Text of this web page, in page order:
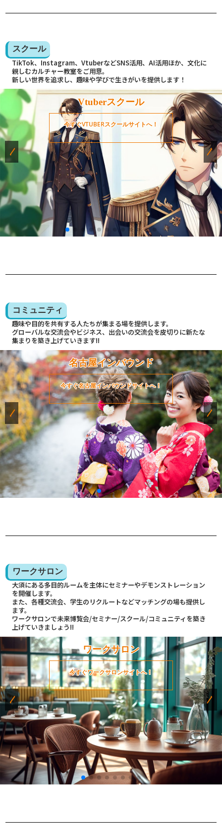
スクール
TikTok、Instagram、VtuberなどSNS活用、AI活用ほか、文化に
親しむカルチャー教室をご用意。
新しい世界を追求し、趣味や学びで生きがいを提供します！
Vtuberスクール
今すぐVTUBERスクールサイトへ！
コミュニティ
趣味や目的を共有する人たちが集まる場を提供します。
グローバルな交流会やビジネス、出会いの交流会を皮切りに新たな
集まりを築き上げていきます!!
名古屋インバウンド
今すぐ名古屋インバウンドサイトへ！
ワークサロン
大須にある多目的ルームを主体にセミナーやデモンストレーション
を開催します。
また、各種交流会、学生のリクルートなどマッチングの場も提供し
ます。
ワークサロンで未来博覧会/セミナー/スクール/コミュニティを築き
上げていきましょう!!
ワークサロン
今すぐワークサロンサイトへ！